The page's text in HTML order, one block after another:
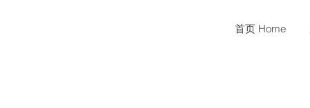
首页 Home